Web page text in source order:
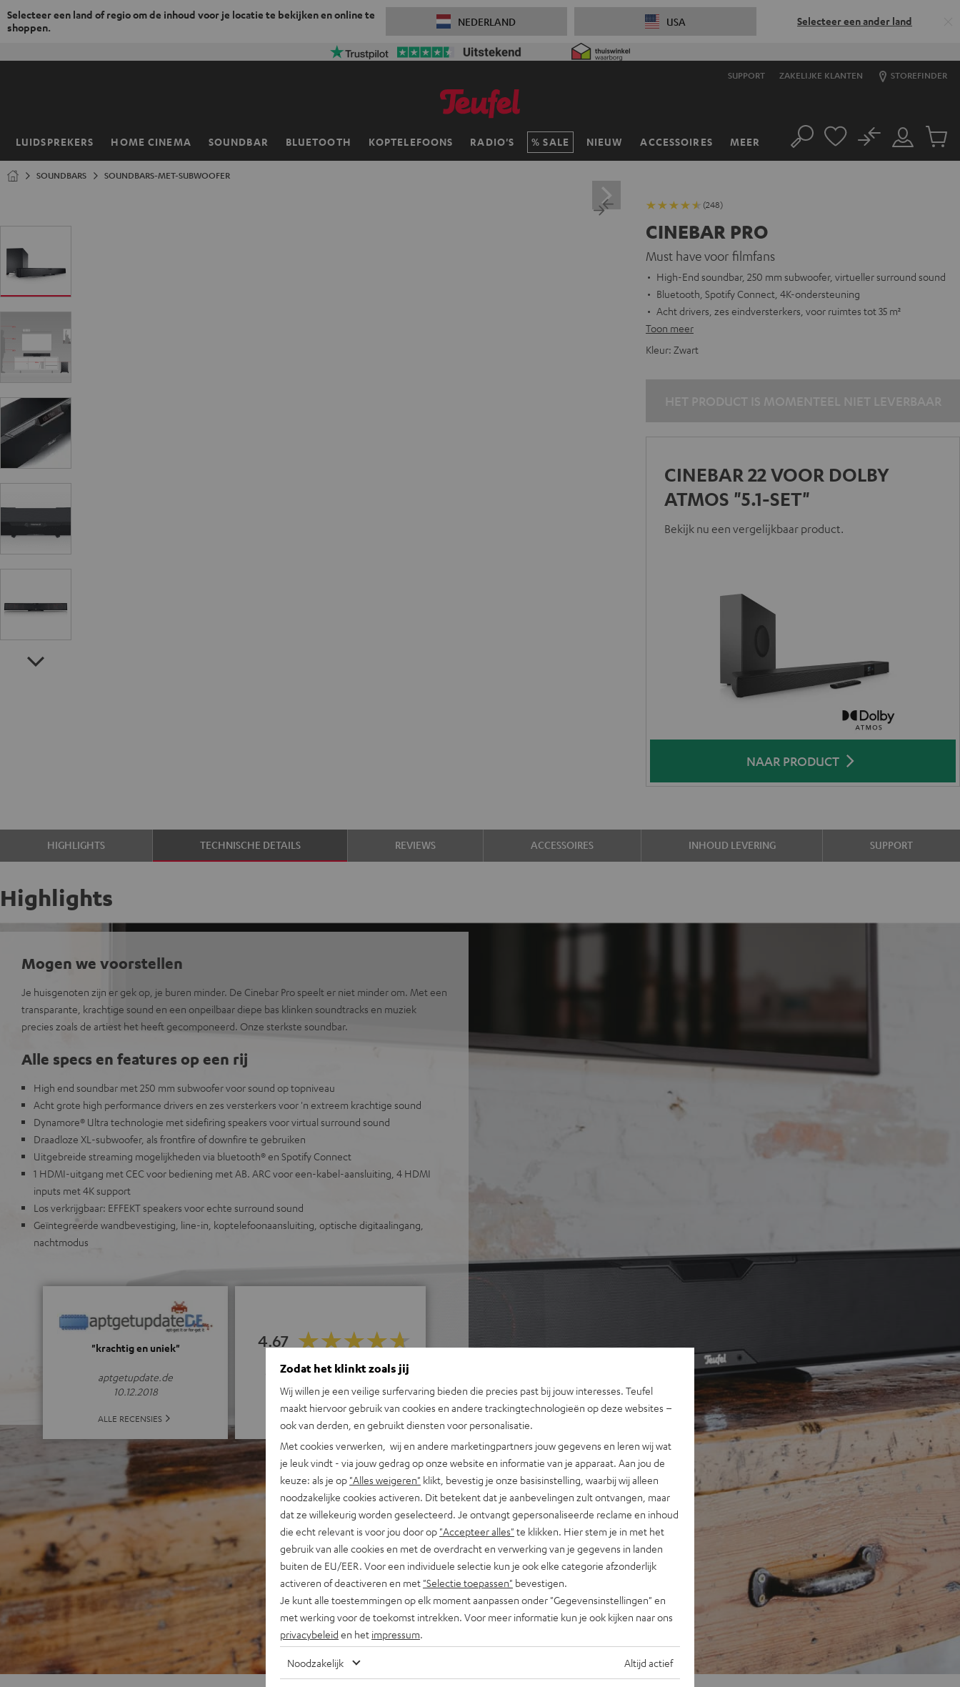
Selecteer een land of regio om de inhoud voor je locatie te bekijken en online te
shoppen.
NEDERLAND USA Selecteer een ander land
SUPPORT ZAKELIJKE KLANTEN STOREFINDER
LUIDSPREKERS HOME CINEMA SOUNDBAR BLUETOOTH KOPTELEFOONS RADIO'S SALE NIEUW ACCESSOIRES MEER
Home Zoeken
Mijn
account
No
SOUNDBARS SOUNDBARS-MET-SUBWOOFER
(248)
CINEBAR PRO
Must have voor filmfans
High-End soundbar, 250 mm subwoofer, virtueller surround sound
Bluetooth, Spotify Connect, 4K-ondersteuning
Acht drivers, zes eindversterkers, voor ruimtes tot 35 m²
Toon meer
Kleur: Zwart
CINEBAR 22 VOOR DOLBY
ATMOS "5.1-SET"
Bekijk nu een vergelijkbaar product.
NAAR PRODUCT
HIGHLIGHTS TECHNISCHE DETAILS REVIEWS ACCESSOIRES INHOUD LEVERING SUPPORT
Highlights
Mogen we voorstellen
Je huisgenoten zijn er gek op, je buren minder. De Cinebar Pro speelt er niet minder om. Met een
transparante, krachtige sound en een onpeilbaar diepe bas klinken soundtracks en muziek
precies zoals de artiest het heeft gecomponeerd. Onze sterkste soundbar.
Alle specs en features op een rij
High end soundbar met 250 mm subwoofer voor sound op topniveau
Acht grote high performance drivers en zes versterkers voor 'n extreem krachtige sound
Dynamore® Ultra technologie met sidefiring speakers voor virtual surround sound
Draadloze XL-subwoofer, als frontfire of downfire te gebruiken
Uitgebreide streaming mogelijkheden via bluetooth® en Spotify Connect
1 HDMI-uitgang met CEC voor bediening met AB. ARC voor een-kabel-aansluiting, 4 HDMI
inputs met 4K support
Los verkrijgbaar: EFFEKT speakers voor echte surround sound
Geïntegreerde wandbevestiging, line-in, koptelefoonaansluiting, optische digitaalingang,
nachtmodus
"krachtig en uniek"
aptgetupdate.de
10.12.2018
ALLE RECENSIES
4.67
(4.67 van 5 bij 248 beoordelingen)
ALLE REVIEWS
Zodat het klinkt zoals jij
Wij willen je een veilige surfervaring bieden die precies past bij jouw interesses. Teufel
maakt hiervoor gebruik van cookies en andere trackingtechnologieën op deze websites –
ook van derden, en gebruikt diensten voor personalisatie.
Met cookies verwerken, wij en andere marketingpartners jouw gegevens en leren wij wat
je leuk vindt - via jouw gedrag op onze website en informatie van je apparaat. Aan jou de
keuze: als je op "Alles weigeren" klikt, bevestig je onze basisinstelling, waarbij wij alleen
noodzakelijke cookies activeren. Dit betekent dat je aanbevelingen zult ontvangen, maar
dat ze willekeurig worden geselecteerd. Je ontvangt gepersonaliseerde reclame en inhoud
die echt relevant is voor jou door op "Accepteer alles" te klikken. Hier stem je in met het
gebruik van alle cookies en met de overdracht en verwerking van je gegevens in landen
buiten de EU/EER. Voor een individuele selectie kun je ook elke categorie afzonderlijk
activeren of deactiveren en met "Selectie toepassen" bevestigen.
Je kunt alle toestemmingen op elk moment aanpassen onder "Gegevensinstellingen" en
met werking voor de toekomst intrekken. Voor meer informatie kun je ook kijken naar ons
privacybeleid en het impressum
Noodzakelijk Altijd actief